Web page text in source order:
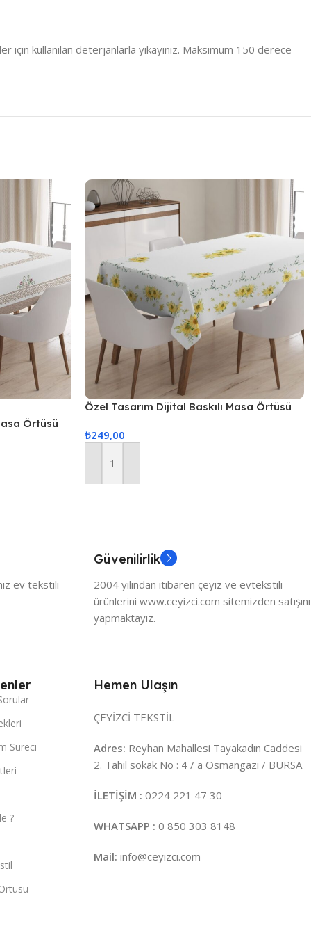
kullanılan deterjanlarla yıkayınız. Maksimum 150 derece
Örtüsü
Özel Tasarım Dijital Baskılı Masa Örtüsü
₺249,00
Sepete Ekle
ev tekstili
Güvenilirlik
2004 yılından itibaren çeyiz ve evtekstili
ürünlerini www.ceyizci.com sitemizden satışını
yapmaktayız.
Süreci
?
Hemen Ulaşın
ÇEYİZCİ TEKSTİL
Adres: Reyhan Mahallesi Tayakadın Caddesi
2. Tahıl sokak No : 4 / a Osmangazi / BURSA
İLETİŞİM : 0224 221 47 30
WHATSAPP : 0 850 303 8148
Mail: info@ceyizci.com